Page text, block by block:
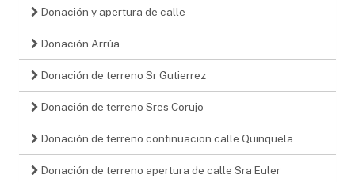
Donación y apertura de calle
Donación Arrúa
Donación de terreno Sr Gutierrez
Donación de terreno Sres Corujo
Donación de terreno continuacion calle Quinquela
Donación de terreno apertura de calle Sra Euler